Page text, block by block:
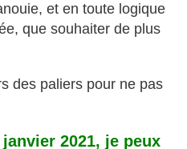
et en toute logique
que souhaiter de plus
des paliers pour ne pas
2021, je peux